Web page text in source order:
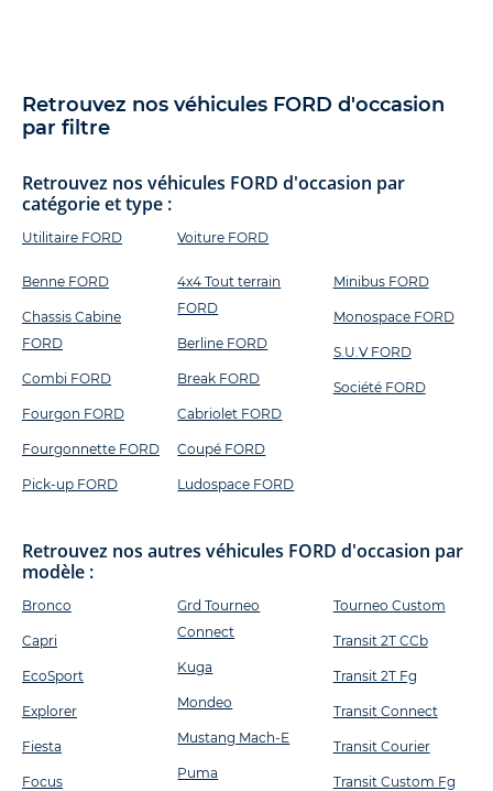
Retrouvez nos véhicules FORD d'occasion
par filtre
Retrouvez nos véhicules FORD d'occasion par
catégorie et type :
Utilitaire FORD Voiture FORD
Benne FORD
Chassis Cabine
FORD
Combi FORD
Fourgon FORD
Fourgonnette FORD
Pick-up FORD
4x4 Tout terrain
FORD
Berline FORD
Break FORD
Cabriolet FORD
Coupé FORD
Ludospace FORD
Minibus FORD
Monospace FORD
S.U.V FORD
Société FORD
Retrouvez nos autres véhicules FORD d'occasion par
modèle :
Bronco
Capri
EcoSport
Explorer
Fiesta
Focus
Grd Tourneo
Connect
Kuga
Mondeo
Mustang Mach-E
Puma
Tourneo Custom
Transit 2T CCb
Transit 2T Fg
Transit Connect
Transit Courier
Transit Custom Fg